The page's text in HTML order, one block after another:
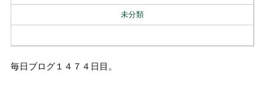
未分類
毎日ブログ１４７４日目。